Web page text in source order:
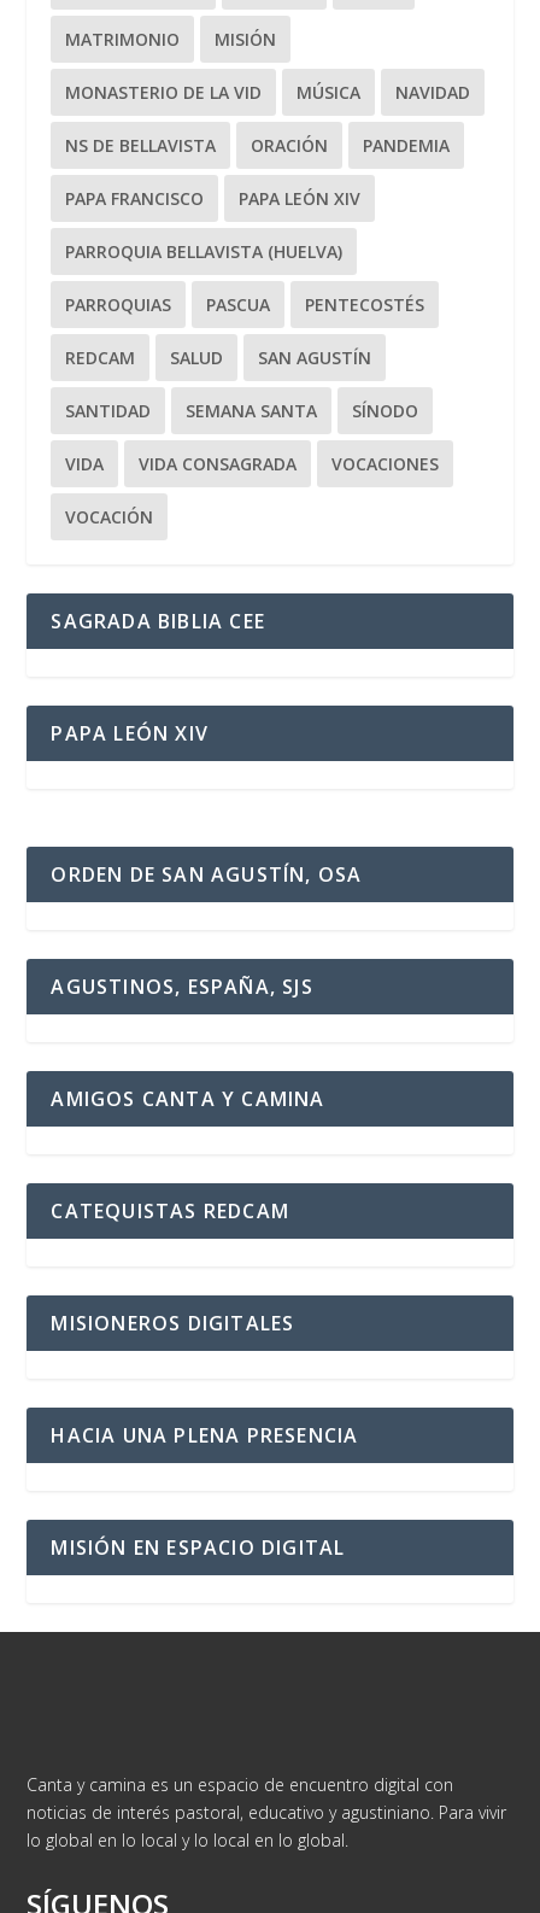
MATRIMONIO MISIÓN
MONASTERIO DE LA VID MÚSICA NAVIDAD
NS DE BELLAVISTA ORACIÓN PANDEMIA
PAPA FRANCISCO PAPA LEÓN XIV
PARROQUIA BELLAVISTA (HUELVA)
PARROQUIAS PASCUA PENTECOSTÉS
REDCAM SALUD SAN AGUSTÍN
SANTIDAD SEMANA SANTA SÍNODO
VIDA VIDA CONSAGRADA VOCACIONES
VOCACIÓN
SAGRADA BIBLIA CEE
PAPA LEÓN XIV
ORDEN DE SAN AGUSTÍN, OSA
AGUSTINOS, ESPAÑA, SJS
AMIGOS CANTA Y CAMINA
CATEQUISTAS REDCAM
MISIONEROS DIGITALES
HACIA UNA PLENA PRESENCIA
MISIÓN EN ESPACIO DIGITAL
Canta y camina es un espacio de encuentro digital con
noticias de interés pastoral, educativo y agustiniano. Para vivir
lo global en lo local y lo local en lo global.
SÍGUENOS